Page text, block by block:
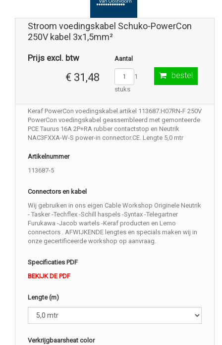
Stroom voedingskabel Schuko-PowerCon
250V kabel 3x1,5mm²
Prijs excl. btw
€ 31,48
Aantal
1
stuks
bestel
Keraf PowerCon voedingskabel.artikel 113687.H07RN-F 250V
PowerCon voedingskabel geassembleerd met gemonteerde
PCE Taurus 16A 2P+RA rubber contactstop en Neutrik
NAC3FXXA-W-S power-in connector.CE. Lengte 5,0 mtr
Artikelnummer
113687-5
Connectors en kabel
Wij gebruiken in ons eigen Cable Workshop Originele Neutrik
- Tasker -Techflex -Schill haspels -Syntax -Telegartner
Furukawa -Jacob wartels -Keraf producten en Lemo
connectors . AFWIJKENDE lengtes en specials maken wij in
onze gecertificeerde workshop op aanvraag.
Specificaties PDF
BEKIJK DE PDF
Lengte (m)
Verkrijgbaarsheat color